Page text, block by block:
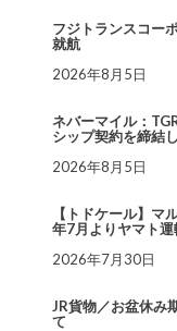
フジトランスコー
就航
2026年8月5日
ネバーマイル：
シップ契約を締結
2026年8月5日
【トドケール】マ
年7月よりヤマト
2026年7月30日
JR貨物／お盆休み
て